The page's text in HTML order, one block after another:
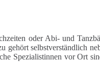
oder Abi- und
gehört selbstverständlich
Spezialistinnen vor Ort